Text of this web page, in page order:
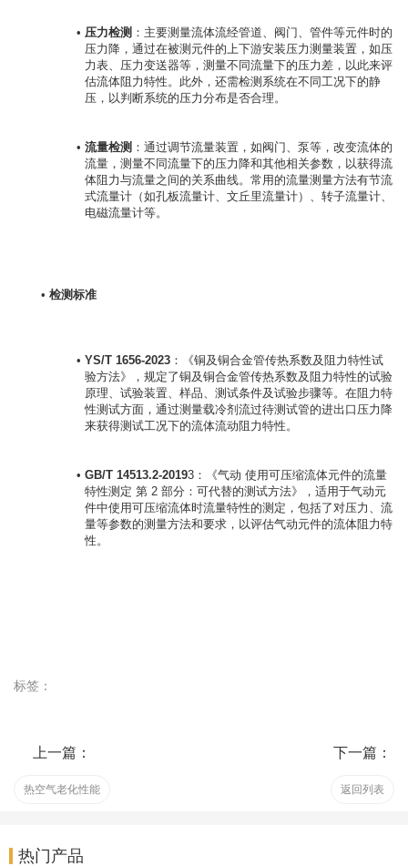
压力检测 ：主要测量流体流经管道、阀门、管件等元件时的
压力降，通过在被测元件的上下游安装压力测量装置，如压
力表、压力变送器等，测量不同流量下的压力差，以此来评
估流体阻力特性。此外，还需检测系统在不同工况下的静
压，以判断系统的压力分布是否合理。
流量检测 ：通过调节流量装置，如阀门、泵等，改变流体的
流量，测量不同流量下的压力降和其他相关参数，以获得流
体阻力与流量之间的关系曲线。常用的流量测量方法有节流
式流量计（如孔板流量计、文丘里流量计）、转子流量计、
电磁流量计等。
检测标准
YS/T 1656-2023：《铜及铜合金管传热系数及阻力特性试
验方法》，规定了铜及铜合金管传热系数及阻力特性的试验
原理、试验装置、样品、测试条件及试验步骤等。在阻力特
性测试方面，通过测量载冷剂流过待测试管的进出口压力降
来获得测试工况下的流体流动阻力特性。
GB/T 14513.2-20193：《气动 使用可压缩流体元件的流量
特性测定 第 2 部分：可代替的测试方法》，适用于气动元
件中使用可压缩流体时流量特性的测定，包括了对压力、流
量等参数的测量方法和要求，以评估气动元件的流体阻力特
性。
标签：
上一篇：
热空气老化性能
下一篇：
返回列表
热门产品